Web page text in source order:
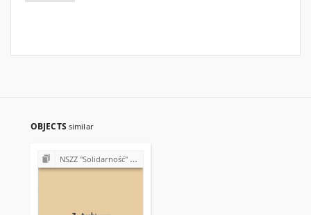
OBJECTS similar
NSZZ "Solidarność" w Państwowym Gospodarstwie Rolnym w Piekoszowie